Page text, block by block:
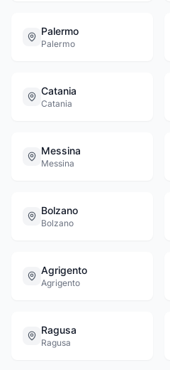
Palermo
Palermo
Catania
Catania
Messina
Messina
Bolzano
Bolzano
Agrigento
Agrigento
Ragusa
Ragusa